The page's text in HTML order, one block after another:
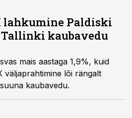
väga raske vastu tulla,
Peeter Luht.
lahkumine Paldiski
kaubavedu
mais aastaga 1,9%, kuid
väljaprahtimine lõi rängalt
kaubavedu.